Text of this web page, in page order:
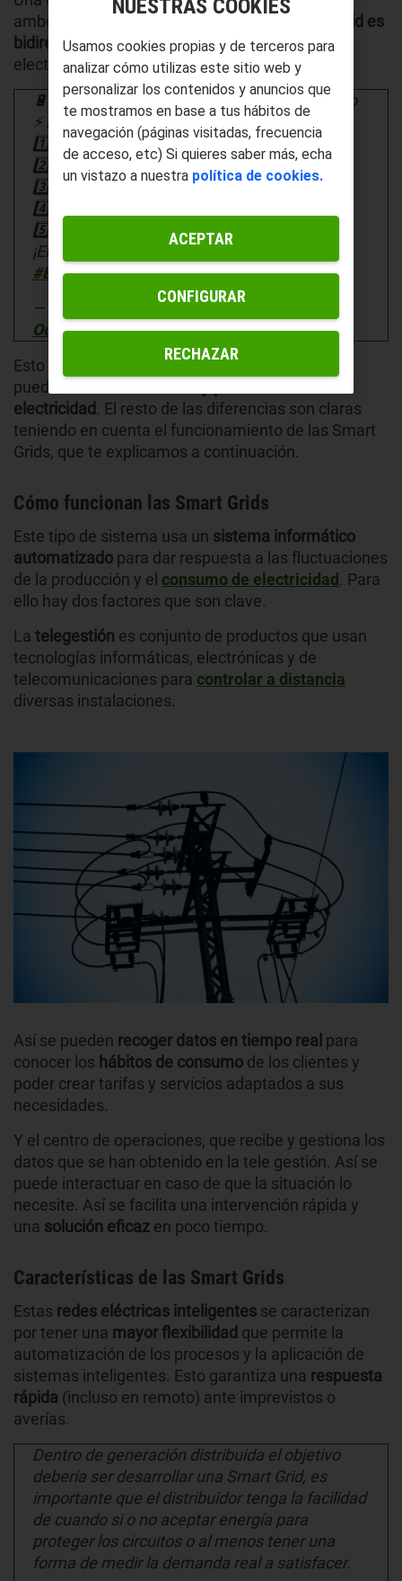
ambos
Smart Grid es
bidireccional, lo que permite una transmisión de
electricidad en ambos sentidos.
🔋⚡ Tendencias Clave en el Sector Energético
⚡🔋
1️⃣ Energías Renovables en auge 🌍
2️⃣ Digitalización y Smart Grids 🌐
3️⃣ Almacenamiento de energía avanzado 🔋
4️⃣ Movilidad eléctrica 🚗
5️⃣ Blockchain para gestión eficiente🔗
¡El futuro de la energía es ahora!
#EnergíaSostenible
— Miguel Castellanos (@MACastellanosT)
October 27, 2024
Esto implica que tanto hogares como negocios
pueden
electricidad . El resto de las diferencias son claras
teniendo en cuenta el funcionamiento de las Smart
Grids, que te explicamos a continuación.
Cómo funcionan las Smart Grids
Este tipo de sistema usa un sistema informático
automatizado para dar respuesta a las fluctuaciones
de la producción y el consumo de electricidad . Para
ello hay dos factores que son clave.
La telegestión es conjunto de productos que usan
tecnologías informáticas, electrónicas y de
telecomunicaciones para controlar a distancia
diversas instalaciones.
Así se pueden recoger datos en tiempo real para
conocer los hábitos de consumo de los clientes y
poder crear tarifas y servicios adaptados a sus
necesidades.
Y el centro de operaciones, que recibe y gestiona los
datos que se han obtenido en la tele gestión. Así se
puede interactuar en caso de que la situación lo
necesite. Así se facilita una intervención rápida y
una solución eficaz en poco tiempo.
Características de las Smart Grids
Estas redes eléctricas inteligentes se caracterizan
por tener una mayor flexibilidad que permite la
automatización de los procesos y la aplicación de
sistemas inteligentes. Esto garantiza una respuesta
rápida (incluso en remoto) ante imprevistos o
averías.
Dentro de generación distribuida el objetivo
debería ser desarrollar una Smart Grid, es
importante que el distribuidor tenga la facilidad
de cuando si o no aceptar energía para
proteger los circuitos o al menos tener una
forma de medir la demanda real a satisfacer.
NUESTRAS COOKIES
Usamos cookies propias y de terceros para
analizar cómo utilizas este sitio web y
personalizar los contenidos y anuncios que
te mostramos en base a tus hábitos de
navegación (páginas visitadas, frecuencia
de acceso, etc) Si quieres saber más, echa
un vistazo a nuestra política de cookies.
CONFIGURAR
RECHAZAR
ACEPTAR